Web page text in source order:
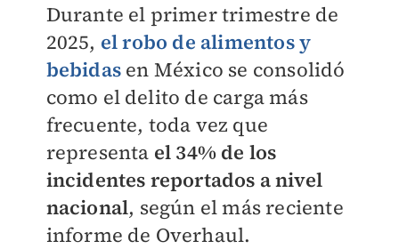
Durante el primer trimestre de
2025, el robo de alimentos y
bebidasen México se consolidó
como el delito de carga más
frecuente, toda vez que
representa el 34% de los
incidentes reportados a nivel
nacional, según el más reciente
informe de Overhaul.